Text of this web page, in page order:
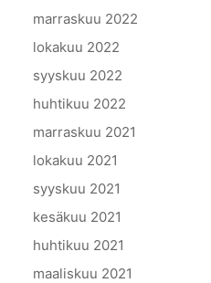
marraskuu 2022
lokakuu 2022
syyskuu 2022
huhtikuu 2022
marraskuu 2021
lokakuu 2021
syyskuu 2021
kesäkuu 2021
huhtikuu 2021
maaliskuu 2021